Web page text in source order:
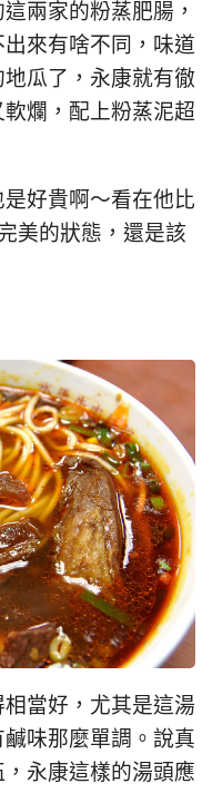
兩家的粉蒸肥腸，
來有啥不同，味道
瓜了，永康就有徹
爛，配上粉蒸泥超
好貴啊～看在他比
美的狀態，還是該
當好，尤其是這湯
味那麼單調。說真
永康這樣的湯頭應